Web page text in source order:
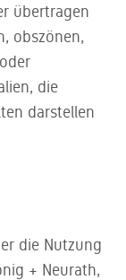
übertragen
obszönen,
die
darstellen
die Nutzung
+ Neurath,